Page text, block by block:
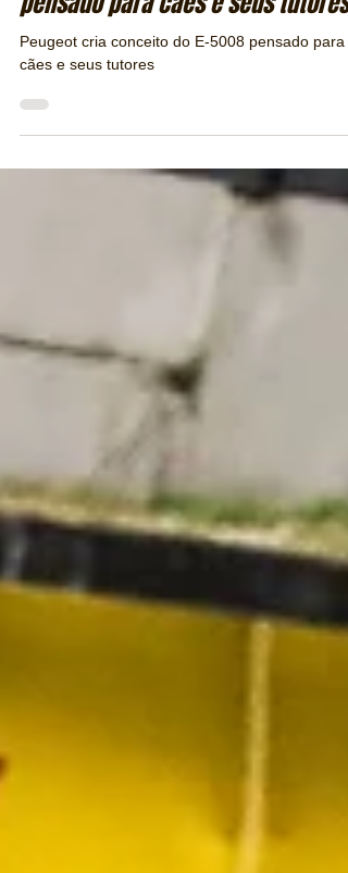
Peugeot cria conceito do E-5008
pensado para cães e seus tutores
cães e seus tutores